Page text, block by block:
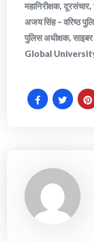
महानिरीक्षक,
अजय सिंह – वरिष्ठ
पुलिस अधीक्षक,
Global University